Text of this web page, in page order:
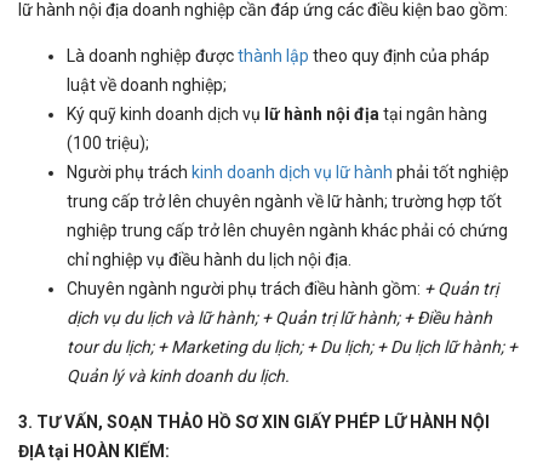
lữ hành nội địa doanh nghiệp cần đáp ứng các điều kiện bao gồm:
Là doanh nghiệp đượcthành lập theo quy định của pháp
luật về doanh nghiệp;
Ký quỹ kinh doanh dịch vụ lữ hành nội địa tại ngân hàng
(100 triệu);
Người phụ trách kinh doanh dịch vụ lữ hành phải tốt nghiệp
trung cấp trở lên chuyên ngành về lữ hành; trường hợp tốt
nghiệp trung cấp trở lên chuyên ngành khác phải có chứng
chỉ nghiệp vụ điều hành du lịch nội địa.
Chuyên ngành người phụ trách điều hành gồm: + Quản trị
dịch vụ du lịch và lữ hành; + Quản trị lữ hành; + Điều hành
tour du lịch; + Marketing du lịch; + Du lịch; + Du lịch lữ hành; +
Quản lý và kinh doanh du lịch.
3. TƯ VẤN, SOẠN THẢO HỒ SƠ XIN GIẤY PHÉP LỮ HÀNH NỘI
ĐỊA tại HOÀN KIẾM: